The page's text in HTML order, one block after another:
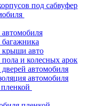
под сабвуфер
авто
и колесных арок
автомобиля
автомобиля